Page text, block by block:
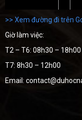
>> Xem đường đi trên
Giờ làm việc:
T2 – T6: 08h30 – 18h00
T7: 8h30 – 12h00
Email: